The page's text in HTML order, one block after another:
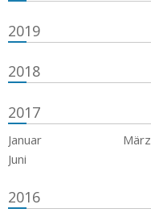
2019
2018
2017
Januar März
Juni
2016